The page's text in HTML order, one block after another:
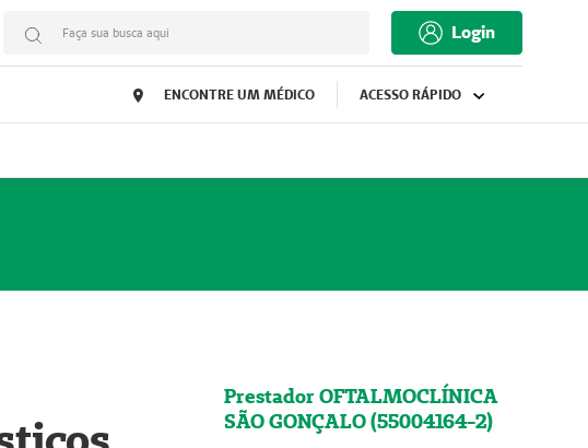
Faça sua busca aqui Login
ENCONTRE UM MÉDICO ACESSO RÁPIDO
Prestador OFTALMOCLÍNICA
SÃO GONÇALO (55004164-2)